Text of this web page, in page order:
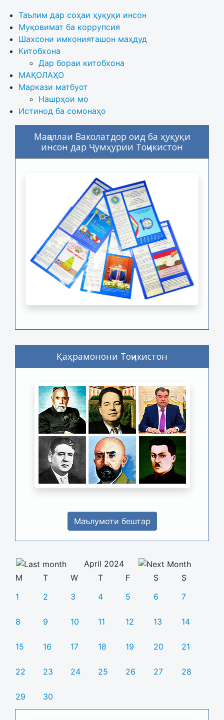
Таълим дар соҳаи ҳуқуқи инсон
Муқовимат ба коррупсия
Шахсони имконияташон маҳдуд
Китобхона
Дар бораи китобхона
МАҚОЛАҲО
Маркази матбуот
Нашрҳои мо
Истинод ба сомонаҳо
Маҷаллаи Ваколатдор оид ба ҳуқуқи
инсон дар Ҷумҳурии Тоҷикистон
Қаҳрамонони Тоҷикистон
Маълумоти бештар
April 2024
M
T W T F S
S
1
2 3 4 5 6 7
8 9 10 11 12 13 14
15 16 17 18 19 20 21
22 23 24 25 26 27 28
29 30